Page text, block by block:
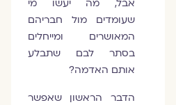
אבל, מה יעשו מי
שעומדים מול חבריהם
המאושרים ומייחלים
בסתר לבם שתבלע
אותם האדמה?
הדבר הראשון שאפשר